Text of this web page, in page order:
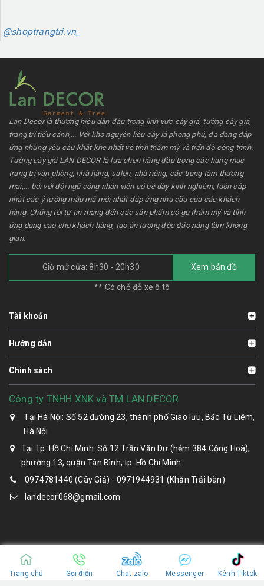
@shoptrangtri.vn_
Lan Decor là thương hiệu dẫn đầu trong lĩnh vực cây giả, tường cây giả,
trang trí tiểu cảnh,... Với kho nguyên liệu cây lá phong phú, đa dạng đáp
ứng những yêu cầu khắt khe nhất về tính thẩm mỹ và tiến độ công trình.
Tường cây giả LAN DECOR là lựa chọn hàng đầu trong các hạng mục
trang trí văn phòng, nhà hàng, salon, nhà riêng, các trung tâm thương
mại,... bởi với đội ngũ công nhân viên có bề dày kinh nghiệm, luôn cập
nhật các ý tưởng mẫu mã mới nhất đáp ứng nhu cầu của các khách
hàng. Chúng tôi tự tin mang đến các sản phẩm có gu thẩm mỹ và tính
ứng dụng cao cho khách hàng, tạo ấn tượng độc đáo nâng tầm không
gian.
Giờ mở cửa: 8h30 - 20h30 Xem bản đồ
** Có chỗ đỗ xe ô tô
Tài khoản
Hướng dẫn
Chính sách
Công ty TNHH XNK và TM LAN DECOR
Tại Hà Nội: Số 52 đường 23, thành phố Giao lưu, Bắc Từ Liêm,
Hà Nội
Tại Tp. Hồ Chí Minh: Số 12 Trần Văn Dư (hẻm 384 Cộng Hoà),
phường 13, quận Tân Bình, tp. Hồ Chí Minh
0974781440 (Cây Giả) - 0971944931 (Khăn Trải bàn)
landecor068@gmail.com
Trang chủ Gọi điện Chat zalo Messenger Kênh Tiktok